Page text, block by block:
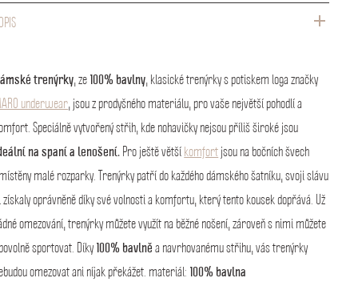
trenýrky, ze 100% bavlny, klasické trenýrky s potiskem loga značky
underwear, jsou z prodyšného materiálu, pro vaše největší pohodlí a
Speciálně vytvořený střih, kde nohavičky nejsou příliš široké jsou
na spaní a lenošení. Pro ještě větší komfort jsou na bočních švech
malé rozparky. Trenýrky patří do každého dámského šatníku, svoji slávu
získaly oprávněně díky své volnosti a komfortu, který tento kousek dopřává. Už
omezování, trenýrky můžete využít na běžné nošení, zároveň s nimi můžete
sportovat. Díky100% bavlně a navrhovanému střihu, vás trenýrky
omezovat ani níjak překážet. materiál: 100% bavlna